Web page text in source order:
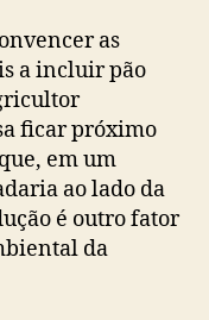
as
a incluir pão
ficar próximo
em um
ao lado da
é outro fator
da